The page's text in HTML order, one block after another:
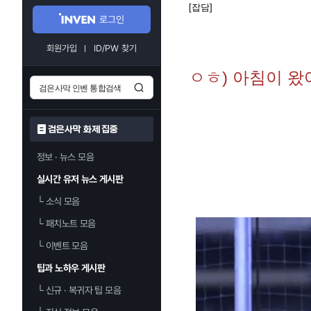
로그인
회원가입 ID/PW 찾기
검은사막 화제 집중
정보 · 뉴스 모음
실시간 유저 뉴스 게시판
└소식 모음
└패치노트 모음
└이벤트 모음
팁과 노하우 게시판
└신규 · 복귀자 팁 모음
[잡담]
ㅇㅎ) 아침이 왔